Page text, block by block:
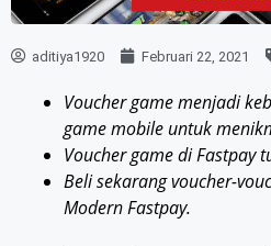
aditiya1920 Februari 22, 2021
Voucher game menjadi
game mobile untuk
Voucher game di Fastpay
Beli sekarang voucher-
Modern Fastpay.